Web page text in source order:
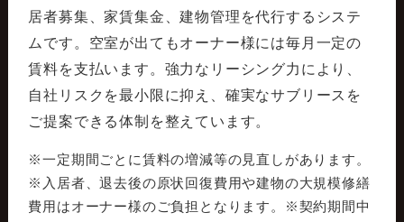
居者募集、家賃集金、建物管理を代行するシステ
ムです。空室が出てもオーナー様には毎月一定の
賃料を支払います。強力なリーシング力により、
自社リスクを最小限に抑え、確実なサブリースを
ご提案できる体制を整えています。
※一定期間ごとに賃料の増減等の見直しがあります。
※入居者、退去後の原状回復費用や建物の大規模修繕
費用はオーナー様のご負担となります。※契約期間中